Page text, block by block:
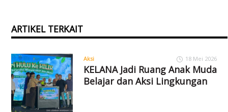
ARTIKEL TERKAIT
Aksi 18 Mei 2026
KELANA Jadi Ruang Anak Muda
Belajar dan Aksi Lingkungan